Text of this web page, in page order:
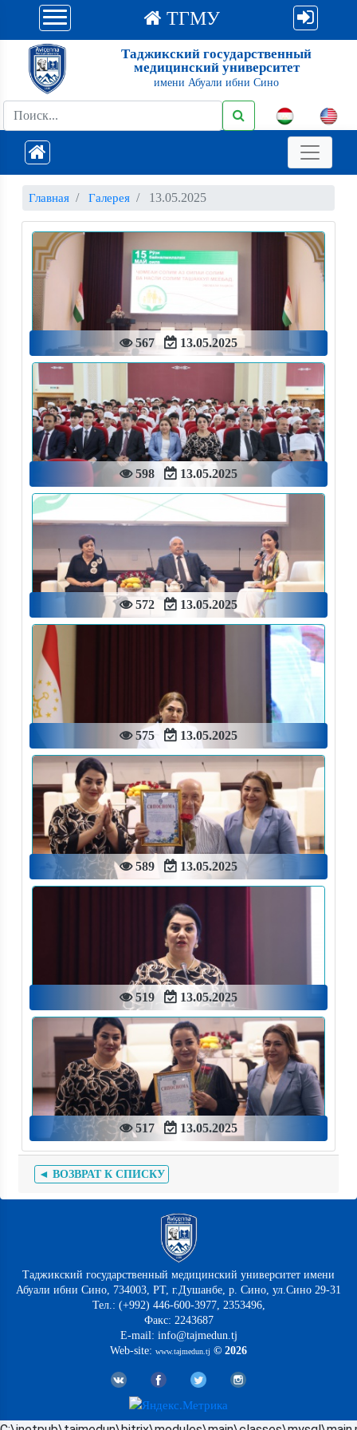
ТГМУ
Таджикский государственный
медицинский университет
имени Абуали ибни Сино
Главная Галерея 13.05.2025
567 13.05.2025
598 13.05.2025
572 13.05.2025
575 13.05.2025
589 13.05.2025
519 13.05.2025
517 13.05.2025
◄ ВОЗВРАТ К СПИСКУ
Таджикский государственный медицинский университет имени
Абуали ибни Сино, 734003, РТ, г.Душанбе, р. Сино, ул.Сино 29-31
Тел.: (+992) 446-600-3977, 2353496,
Факс: 2243687
E-mail: info@tajmedun.tj
Web-site: www.tajmedun.tj © 2026